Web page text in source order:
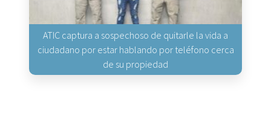
ATIC captura a sospechoso de quitarle la vida a
ciudadano por estar hablando por teléfono cerca
de su propiedad